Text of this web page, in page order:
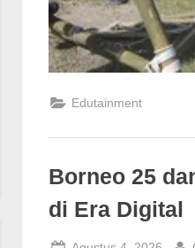
Edutainment
Borneo 25
di Era Digital